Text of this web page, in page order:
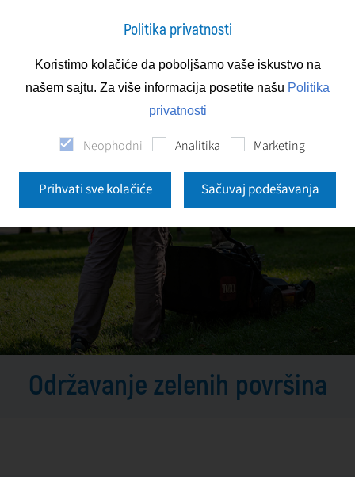
Održavanje zelenih površina
Politika privatnosti
Koristimo kolačiće da poboljšamo vaše iskustvo na
našem sajtu. Za više informacija posetite našu Politika
privatnosti
Neophodni Analitika Marketing
Prihvati sve kolačiće Sačuvaj podešavanja